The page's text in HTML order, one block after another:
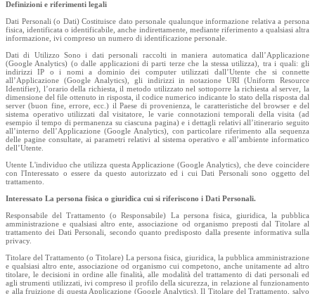
Definizioni e riferimenti legali
Dati Personali (o Dati) Costituisce dato personale qualunque informazione relativa a persona
fisica, identificata o identificabile, anche indirettamente, mediante riferimento a qualsiasi altra
informazione, ivi compreso un numero di identificazione personale.
Dati di Utilizzo Sono i dati personali raccolti in maniera automatica dall’Applicazione
(Google Analytics) (o dalle applicazioni di parti terze che la stessa utilizza), tra i quali: gli
indirizzi IP o i nomi a dominio dei computer utilizzati dall’Utente che si connette
all’Applicazione (Google Analytics), gli indirizzi in notazione URI (Uniform Resource
Identifier), l’orario della richiesta, il metodo utilizzato nel sottoporre la richiesta al server, la
dimensione del file ottenuto in risposta, il codice numerico indicante lo stato della risposta dal
server (buon fine, errore, ecc.) il Paese di provenienza, le caratteristiche del browser e del
sistema operativo utilizzati dal visitatore, le varie connotazioni temporali della visita (ad
esempio il tempo di permanenza su ciascuna pagina) e i dettagli relativi all’itinerario seguito
all’interno dell’Applicazione (Google Analytics), con particolare riferimento alla sequenza
delle pagine consultate, ai parametri relativi al sistema operativo e all’ambiente informatico
dell’Utente.
Utente L'individuo che utilizza questa Applicazione (Google Analytics), che deve coincidere
con l'Interessato o essere da questo autorizzato ed i cui Dati Personali sono oggetto del
trattamento.
Interessato La persona fisica o giuridica cui si riferiscono i Dati Personali.
Responsabile del Trattamento (o Responsabile) La persona fisica, giuridica, la pubblica
amministrazione e qualsiasi altro ente, associazione od organismo preposti dal Titolare al
trattamento dei Dati Personali, secondo quanto predisposto dalla presente informativa sulla
privacy.
Titolare del Trattamento (o Titolare) La persona fisica, giuridica, la pubblica amministrazione
e qualsiasi altro ente, associazione od organismo cui competono, anche unitamente ad altro
titolare, le decisioni in ordine alle finalità, alle modalità del trattamento di dati personali ed
agli strumenti utilizzati, ivi compreso il profilo della sicurezza, in relazione al funzionamento
e alla fruizione di questa Applicazione (Google Analytics). Il Titolare del Trattamento, salvo